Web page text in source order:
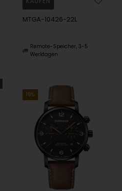
MTGA-10426-22L
Remote-Speicher, 3-5
Werktagen
19%